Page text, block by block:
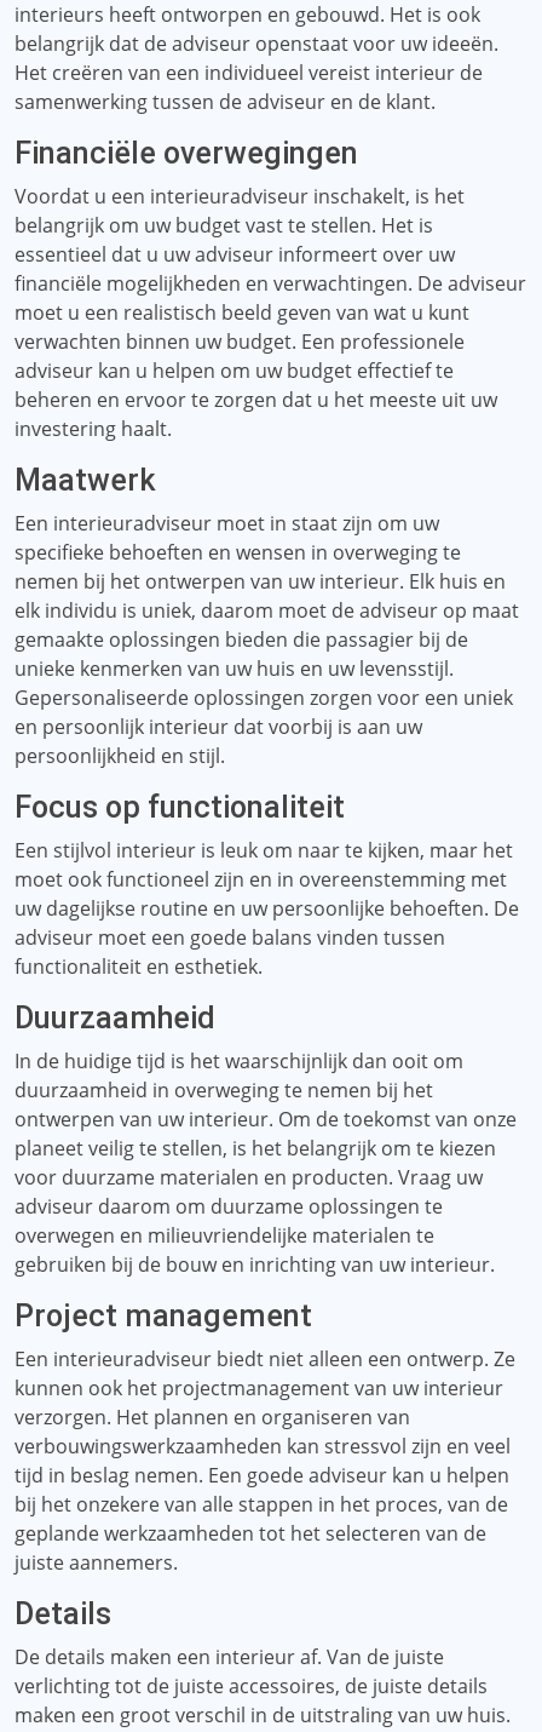
interieurs heeft ontworpen en gebouwd. Het is ook
belangrijk dat de adviseur openstaat voor uw ideeën.
Het creëren van een individueel vereist interieur de
samenwerking tussen de adviseur en de klant.
Financiële overwegingen
Voordat u een interieuradviseur inschakelt, is het
belangrijk om uw budget vast te stellen. Het is
essentieel dat u uw adviseur informeert over uw
financiële mogelijkheden en verwachtingen. De adviseur
moet u een realistisch beeld geven van wat u kunt
verwachten binnen uw budget. Een professionele
adviseur kan u helpen om uw budget effectief te
beheren en ervoor te zorgen dat u het meeste uit uw
investering haalt.
Maatwerk
Een interieuradviseur moet in staat zijn om uw
specifieke behoeften en wensen in overweging te
nemen bij het ontwerpen van uw interieur. Elk huis en
elk individu is uniek, daarom moet de adviseur op maat
gemaakte oplossingen bieden die passagier bij de
unieke kenmerken van uw huis en uw levensstijl.
Gepersonaliseerde oplossingen zorgen voor een uniek
en persoonlijk interieur dat voorbij is aan uw
persoonlijkheid en stijl.
Focus op functionaliteit
Een stijlvol interieur is leuk om naar te kijken, maar het
moet ook functioneel zijn en in overeenstemming met
uw dagelijkse routine en uw persoonlijke behoeften. De
adviseur moet een goede balans vinden tussen
functionaliteit en esthetiek.
Duurzaamheid
In de huidige tijd is het waarschijnlijk dan ooit om
duurzaamheid in overweging te nemen bij het
ontwerpen van uw interieur. Om de toekomst van onze
planeet veilig te stellen, is het belangrijk om te kiezen
voor duurzame materialen en producten. Vraag uw
adviseur daarom om duurzame oplossingen te
overwegen en milieuvriendelijke materialen te
gebruiken bij de bouw en inrichting van uw interieur.
Project management
Een interieuradviseur biedt niet alleen een ontwerp. Ze
kunnen ook het projectmanagement van uw interieur
verzorgen. Het plannen en organiseren van
verbouwingswerkzaamheden kan stressvol zijn en veel
tijd in beslag nemen. Een goede adviseur kan u helpen
bij het onzekere van alle stappen in het proces, van de
geplande werkzaamheden tot het selecteren van de
juiste aannemers.
Details
De details maken een interieur af. Van de juiste
verlichting tot de juiste accessoires, de juiste details
maken een groot verschil in de uitstraling van uw huis.